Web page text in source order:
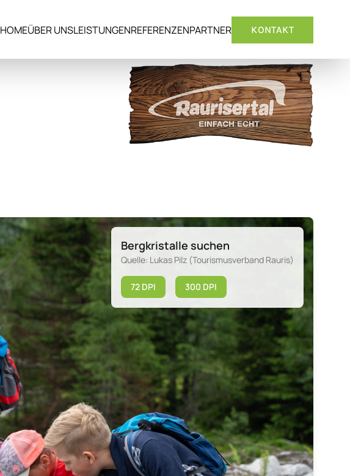
HOMEÜBER UNSLEISTUNGENREFERENZENPARTNER KONTAKT
Bergkristalle suchen
Quelle: Lukas Pilz (Tourismusverband Rauris)
72 DPI 300 DPI